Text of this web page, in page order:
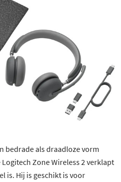
bedrade als draadloze vorm
Zone Wireless 2 verklapt
is. Hij is geschikt is voor